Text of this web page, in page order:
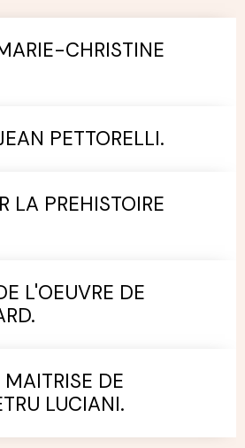
CHRISTINE
PETTORELLI.
LA PREHISTOIRE
L'OEUVRE DE
DE
LUCIANI.